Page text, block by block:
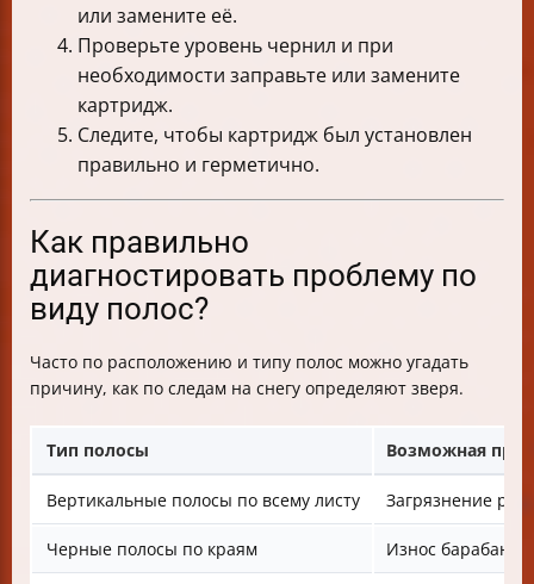
или замените её.
Проверьте уровень чернил и при
необходимости заправьте или замените
картридж.
Следите, чтобы картридж был установлен
правильно и герметично.
Как правильно
диагностировать проблему по
виду полос?
Часто по расположению и типу полос можно угадать
причину, как по следам на снегу определяют зверя.
Тип полосы Возможная
Вертикальные полосы по всему листу Загрязнение
Черные полосы по краям Износ барабана